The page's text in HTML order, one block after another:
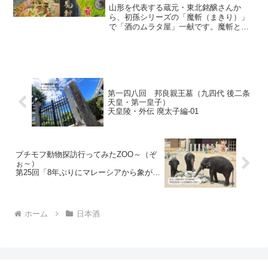
一四〇献目 一合一肴・いちごう
ひとな
山形を代表する蔵元・東北銘醸さんか
ら、初孫シリーズの「魔斬（まきり）」
で「酒のムラタ屋」一献です。魔斬とは
第一四八回 邦良親王墓（九四代 後二条
天皇・第一皇子）
天皇陵・外伝 廃太子編-01
プチモフ動物探訪行ってみたZOO～（ぞ
ぉ～）
第25回「8年ぶりにマレーシアから象がや
ホーム 日本酒